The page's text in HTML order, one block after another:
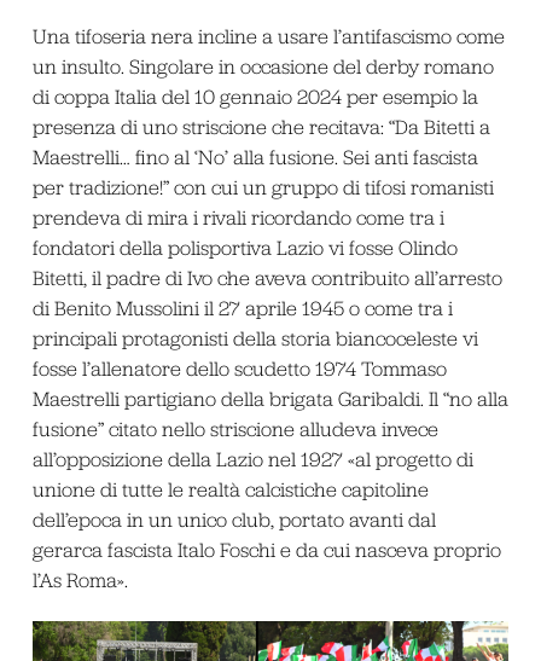
Una tifoseria nera incline a usare l’antifascismo come
un insulto. Singolare in occasione del derby romano
di coppa Italia del 10 gennaio 2024 per esempio la
presenza di uno striscione che recitava: “Da Bitetti a
Maestrelli… fino al ‘No’ alla fusione. Sei anti fascista
per tradizione!” con cui un gruppo di tifosi romanisti
prendeva di mira i rivali ricordando come tra i
fondatori della polisportiva Lazio vi fosse Olindo
Bitetti, il padre di Ivo che aveva contribuito all’arresto
di Benito Mussolini il 27 aprile 1945 o come tra i
principali protagonisti della storia biancoceleste vi
fosse l’allenatore dello scudetto 1974 Tommaso
Maestrelli partigiano della brigata Garibaldi. Il “no alla
fusione” citato nello striscione alludeva invece
all’opposizione della Lazio nel 1927 «al progetto di
unione di tutte le realtà calcistiche capitoline
dell’epoca in un unico club, portato avanti dal
gerarca fascista Italo Foschi e da cui nasceva proprio
l’As Roma».